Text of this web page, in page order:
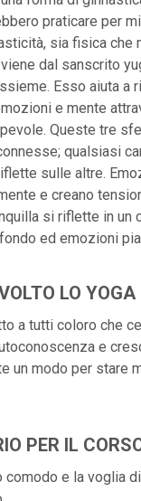
praticare per
sia fisica che
dal sanscrito
Esso aiuta a
e mente
Queste tre
qualsiasi
sulle altre.
e creano
si riflette in un
ed emozioni
LO YOGA
a tutti coloro che
e
un modo per stare
PER IL
comodo e la voglia